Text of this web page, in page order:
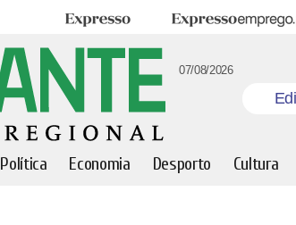
Expresso Expresso Emprego
07/08/2026
Política Economia Desporto Cultura